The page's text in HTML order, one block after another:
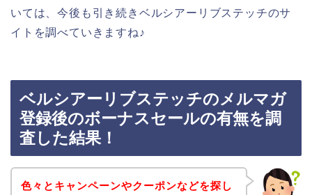
いては、今後も引き続きベルシアーリブステッチのサ
イトを調べていきますね♪
ベルシアーリブステッチのメルマガ
登録後のボーナスセールの有無を調
査した結果！
色々とキャンペーンやクーポンなどを探し